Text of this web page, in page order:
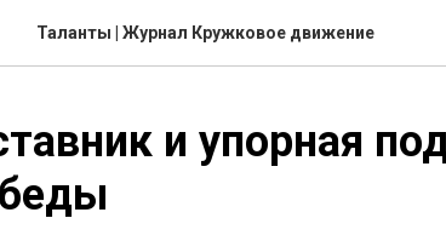
Таланты | Журнал Кружковое движение
и упорная